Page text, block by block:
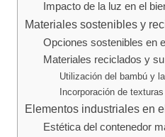
Impacto de la luz en el
Materiales sostenibles y
Opciones sostenibles en
Materiales reciclados y
Utilización del bambú y
Incorporación de
Elementos industriales en
Estética del contenedor